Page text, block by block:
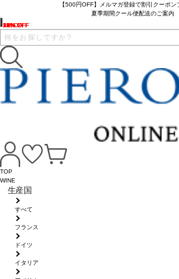
【500円OFF】メルマガ登録で割引クーポン
夏季期間クール便配送のご案内
TOP
WINE
生産国
すべて
フランス
ドイツ
イタリア
13% OFF
19% OFF
17% OFF
16% OFF
15% OFF
2% OFF
33% OFF
22% OFF
9% OFF
10% OFF
22% OFF
16% OFF
17% OFF
12% OFF
10% OFF
16% OFF
16% OFF
24% OFF